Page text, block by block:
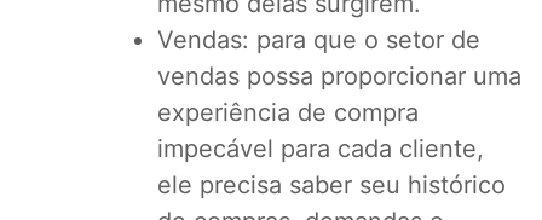
Vendas: para que o setor de
vendas possa proporcionar uma
experiência de compra
impecável para cada cliente,
ele precisa saber seu histórico